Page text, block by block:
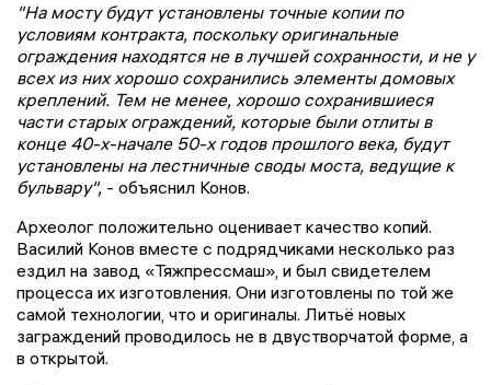
"На мосту будут установлены точные копии по
условиям контракта, поскольку оригинальные
ограждения находятся не в лучшей сохранности, и не у
всех из них хорошо сохранились элементы домовых
креплений. Тем не менее, хорошо сохранившиеся
части старых ограждений, которые были отлиты в
конце 40-х-начале 50-х годов прошлого века, будут
установлены на лестничные своды моста, ведущие к
бульвару", - объяснил Конов.
Археолог положительно оценивает качество копий.
Василий Конов вместе с подрядчиками несколько раз
ездил на завод «Тяжпрессмаш», и был свидетелем
процесса их изготовления. Они изготовлены по той же
самой технологии, что и оригиналы. Литьё новых
заграждений проводилось не в двустворчатой форме, а
в открытой.